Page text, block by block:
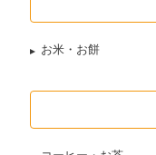
お米・お餅